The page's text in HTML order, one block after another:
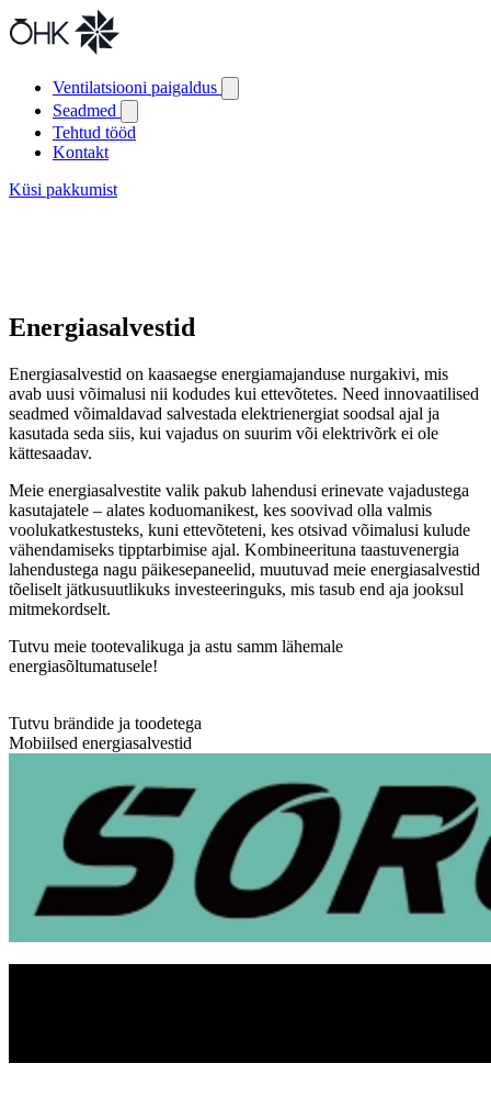
Ventilatsiooni paigaldus
Seadmed
Tehtud tööd
Kontakt
Küsi pakkumist
Energiasalvestid
Energiasalvestid on kaasaegse energiamajanduse nurgakivi, mis
avab uusi võimalusi nii kodudes kui ettevõtetes. Need innovaatilised
seadmed võimaldavad salvestada elektrienergiat soodsal ajal ja
kasutada seda siis, kui vajadus on suurim või elektrivõrk ei ole
kättesaadav.
Meie energiasalvestite valik pakub lahendusi erinevate vajadustega
kasutajatele – alates koduomanikest, kes soovivad olla valmis
voolukatkestusteks, kuni ettevõteteni, kes otsivad võimalusi kulude
vähendamiseks tipptarbimise ajal. Kombineerituna taastuvenergia
lahendustega nagu päikesepaneelid, muutuvad meie energiasalvestid
tõeliselt jätkusuutlikuks investeeringuks, mis tasub end aja jooksul
mitmekordselt.
Tutvu meie tootevalikuga ja astu samm lähemale
energiasõltumatusele!
Tutvu brändide ja toodetega
Mobiilsed energiasalvestid